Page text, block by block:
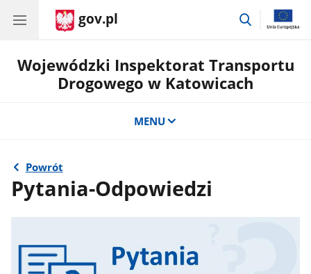
gov.pl
przejdź
Wojewódzki Inspektorat Transportu
Drogowego w Katowicach
MENU
Powrót
Pytania-Odpowiedzi